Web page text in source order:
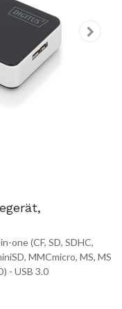
one (CF, SD, SDHC,
MMCmicro, MS, MS
- USB 3.0